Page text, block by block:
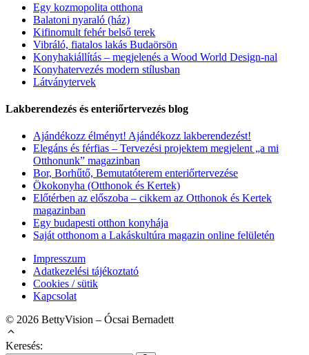
Egy kozmopolita otthona
Balatoni nyaraló (ház)
Kifinomult fehér belső terek
Vibráló, fiatalos lakás Budaörsön
Konyhakiállítás – megjelenés a Wood World Design-nal
Konyhatervezés modern stílusban
Látványtervek
Lakberendezés és enteriőrtervezés blog
Ajándékozz élményt! Ajándékozz lakberendezést!
Elegáns és férfias – Tervezési projektem megjelent „a mi
Otthonunk” magazinban
Bor, Borhűtő, Bemutatóterem enteriőrtervezése
Ökokonyha (Otthonok és Kertek)
Előtérben az előszoba – cikkem az Otthonok és Kertek
magazinban
Egy budapesti otthon konyhája
Saját otthonom a Lakáskultúra magazin online felületén
Impresszum
Adatkezelési tájékoztató
Cookies / sütik
Kapcsolat
© 2026 BettyVision – Ócsai Bernadett
Keresés: